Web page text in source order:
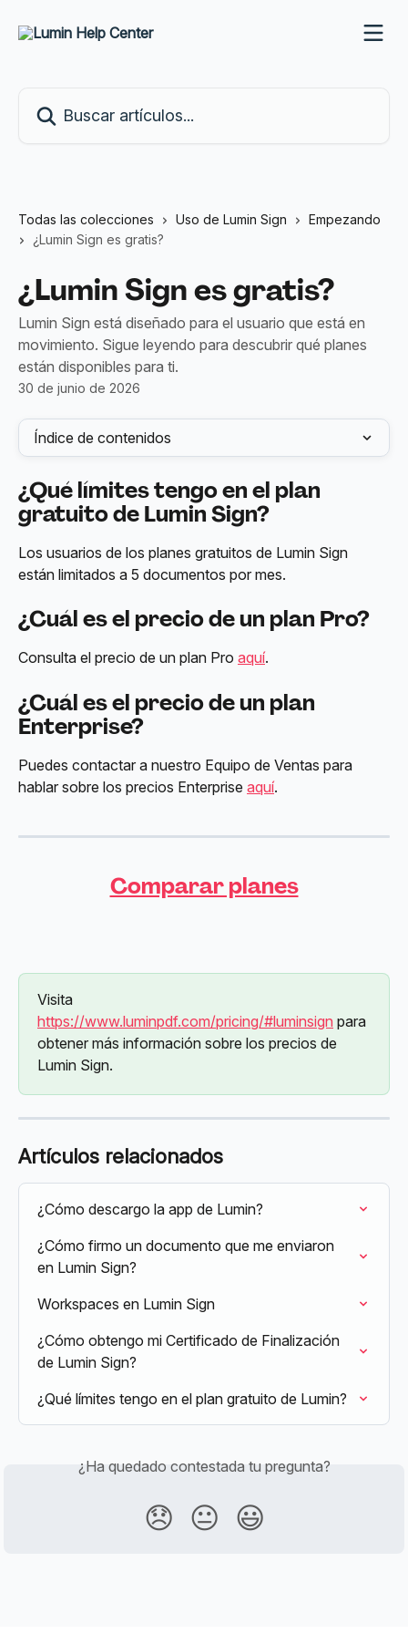
Todas las colecciones Uso de Lumin Sign
Empezando
¿Lumin Sign es gratis?
¿Lumin Sign es gratis?
Lumin Sign está diseñado para el usuario que está en
movimiento. Sigue leyendo para descubrir qué planes
están disponibles para ti.
30 de junio de 2026
Índice de contenidos
¿Qué límites tengo en el plan
gratuito de Lumin Sign?
Los usuarios de los planes gratuitos de Lumin Sign
están limitados a 5 documentos por mes.
¿Cuál es el precio de un plan Pro?
Consulta el precio de un plan Pro aquí.
¿Cuál es el precio de un plan
Enterprise?
Puedes contactar a nuestro Equipo de Ventas para
hablar sobre los precios Enterprise aquí.
Comparar planes
Visita
https://www.luminpdf.com/pricing/#luminsign para
obtener más información sobre los precios de
Lumin Sign.
Artículos relacionados
¿Cómo descargo la app de Lumin?
¿Cómo firmo un documento que me enviaron
en Lumin Sign?
Workspaces en Lumin Sign
¿Cómo obtengo mi Certificado de Finalización
de Lumin Sign?
¿Qué límites tengo en el plan gratuito de Lumin?
¿Ha quedado contestada tu pregunta?
😞 😐 😃